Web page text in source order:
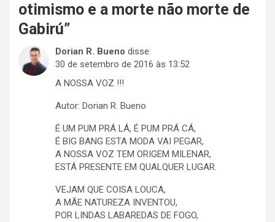
otimismo e a morte não morte de
Gabirú”
Dorian R. Bueno disse:
30 de setembro de 2016 às 13:52
A NOSSA VOZ !!!
Autor: Dorian R. Bueno
É UM PUM PRÁ LÁ, É PUM PRÁ CÁ,
É BIG BANG ESTA MODA VAI PEGAR,
A NOSSA VOZ TEM ORIGEM MILENAR,
ESTÁ PRESENTE EM QUALQUER LUGAR.
VEJAM QUE COISA LOUCA,
A MÃE NATUREZA INVENTOU,
POR LINDAS LABAREDAS DE FOGO,